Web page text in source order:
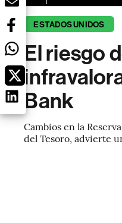
ESTADOS UNIDOS
El riesgo
Bank
Cambios en la
del Tesoro, advierte